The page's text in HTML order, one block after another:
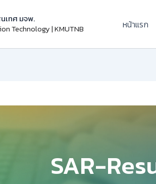
เทศ มจพ.
Technology | KMUTNB
หน้าแรก
SAR-